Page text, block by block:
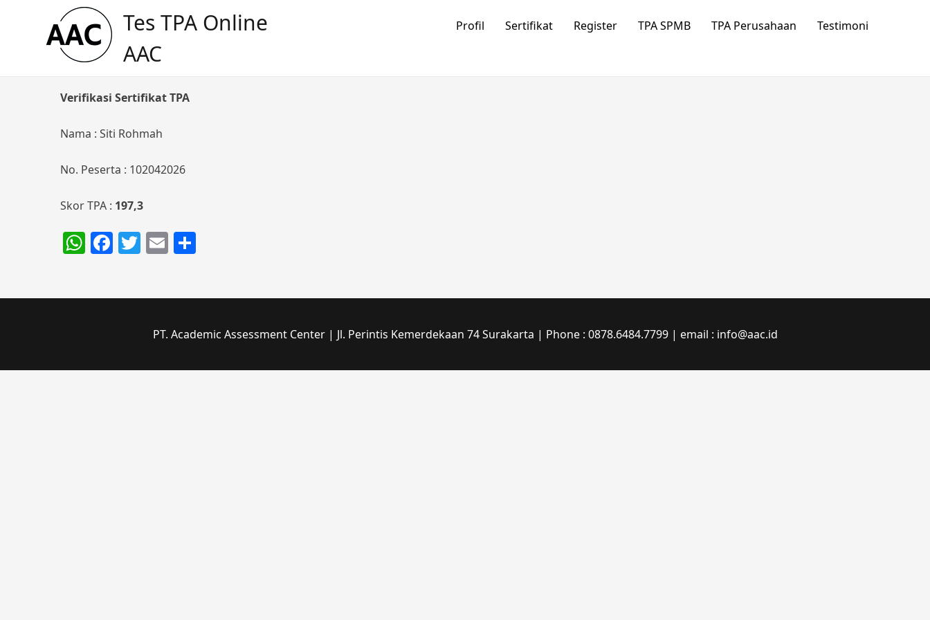
Tes TPA Online
AAC
Profil Sertifikat Register TPA SPMB TPA Perusahaan Testimoni
Verifikasi Sertifikat TPA
Nama : Siti Rohmah
No. Peserta : 102042026
Skor TPA : 197,3
WhatsApp
Facebook
Twitter
Email
PT. Academic Assessment Center | Jl. Perintis Kemerdekaan 74 Surakarta | Phone : 0878.6484.7799 | email : info@aac.id